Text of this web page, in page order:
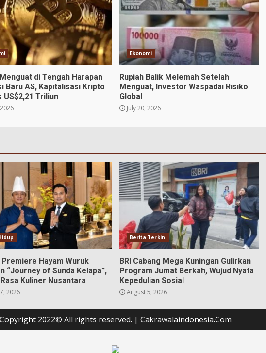
di Tengah Harapan
Baru AS, Kapitalisasi Kripto
US$2,21 Triliun
Ekonomi
Rupiah Balik Melemah Setelah
Menguat, Investor Waspadai Risiko
Global
July 20, 2026
Hayam Wuruk
“Journey of Sunda Kelapa”,
Kuliner Nusantara
2026
Berita Terkini
BRI Cabang Mega Kuningan Gulirkan
Program Jumat Berkah, Wujud Nyata
Kepedulian Sosial
August 5, 2026
Copyright 2022© All rights reserved. | Cakrawalaindonesia.Com